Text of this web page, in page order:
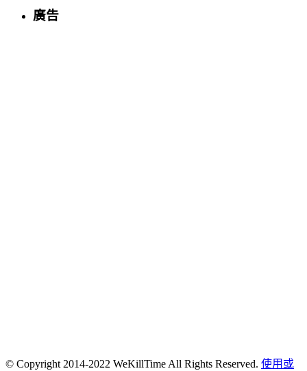
廣告
© Copyright 2014-2022 WeKillTime All Rights Reserved. 使用或